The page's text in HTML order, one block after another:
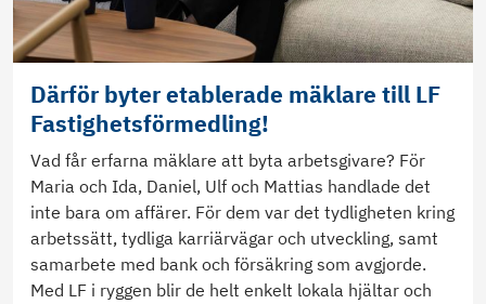
Därför byter etablerade mäklare till LF
Fastighetsförmedling!
Vad får erfarna mäklare att byta arbetsgivare? För
Maria och Ida, Daniel, Ulf och Mattias handlade det
inte bara om affärer. För dem var det tydligheten kring
arbetssätt, tydliga karriärvägar och utveckling, samt
samarbete med bank och försäkring som avgjorde.
Med LF i ryggen blir de helt enkelt lokala hjältar och